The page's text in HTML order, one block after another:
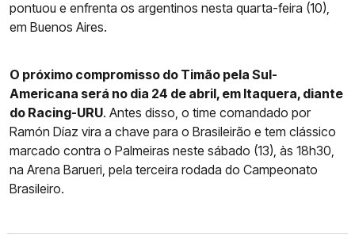
pontuou e enfrenta os argentinos nesta quarta-feira (10),
em Buenos Aires.
O próximo compromisso do Timão pela Sul-
Americana será no dia 24 de abril, em Itaquera, diante
do Racing-URU. Antes disso, o time comandado por
Ramón Díaz vira a chave para o Brasileirão e tem clássico
marcado contra o Palmeiras neste sábado (13), às 18h30,
na Arena Barueri, pela terceira rodada do Campeonato
Brasileiro.